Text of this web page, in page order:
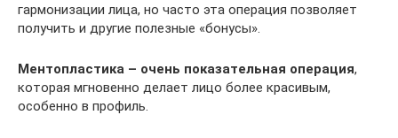
гармонизации лица, но часто эта операция позволяет
получить и другие полезные «бонусы».
Ментопластика – очень показательная операция,
которая мгновенно делает лицо более красивым,
особенно в профиль.